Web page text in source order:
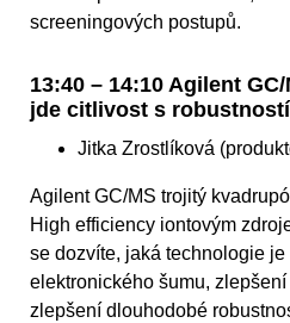
screeningových postupů.
13:40 – 14:10 Agilent
jde citlivost s
Jitka Zrostlíková
Agilent GC/MS trojitý
High efficiency iontovým
se dozvíte, jaká technologie
elektronického šumu,
zlepšení dlouhodobé